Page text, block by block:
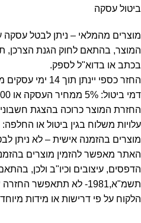
ביטול עסקה
בכתב או בדוא"ל לספק.
החזר כספי יינתן תוך 14 ימי עסקים ממועד קבלת הודעת הביטול.
דמי ביטול: 5% ממחיר העסקה או 100 ₪ – הנמוך מביניהם.
החזרת המוצר כרוכה בהצגת
עלויות משלוח בגין ביטול או החלפה: 150 ₪.
מוצרים בהזמנה אישית – לא ניתן
האתר מאפשר להזמין מוצרים
הדפסים, עיצובים וכיו"ב ולכן,
תשמ"א,1981- לא תתאפשר
הלקוח על פי דרישות או מידות